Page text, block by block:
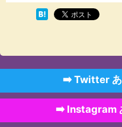
➡️ Twitter あ
➡️ Instagram